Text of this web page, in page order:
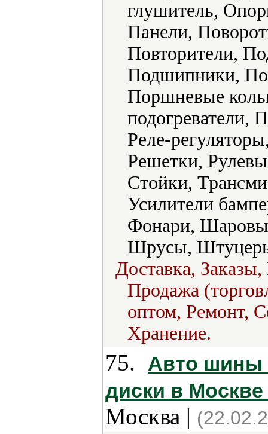
глушитель,
Панели,
Повторители,
Подшипники,
Поршневые
подогреватели,
Реле-
Решетки,
Стойки,
Усилители
Фонари,
Шрусы,
Доставка,
Продажа
оптом, Ремонт,
Хранение.
75.
Авто шины
диски в
Москва |